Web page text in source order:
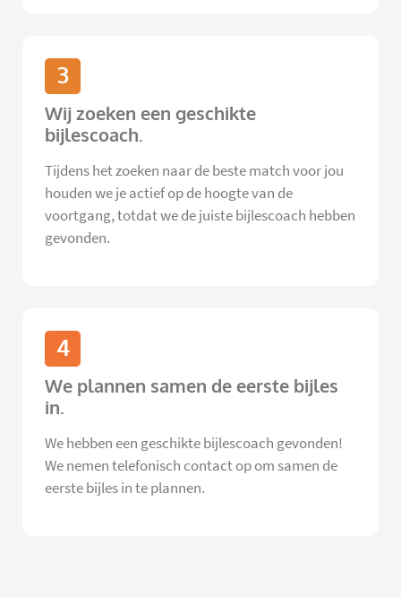
3
Wij zoeken een geschikte
bijlescoach.
Tijdens het zoeken naar de beste match voor jou
houden we je actief op de hoogte van de
voortgang, totdat we de juiste bijlescoach hebben
gevonden.
4
We plannen samen de eerste bijles
in.
We hebben een geschikte bijlescoach gevonden!
We nemen telefonisch contact op om samen de
eerste bijles in te plannen.